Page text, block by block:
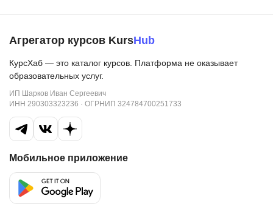
Агрегатор курсов KursHub
КурсХаб — это каталог курсов. Платформа не оказывает
образовательных услуг.
ИП Шарков Иван Сергеевич
ИНН 290303323236 · ОГРНИП 324784700251733
Мобильное приложение